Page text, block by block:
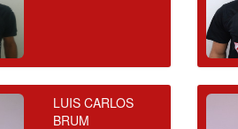
LUIS CARLOS
BRUM